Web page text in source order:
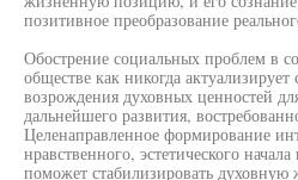
позитивное преобразование
Обострение социальных проблем в
обществе как никогда актуализирует
возрождения духовных ценностей
дальнейшего развития,
Целенаправленное формирование
нравственного, эстетического
поможет стабилизировать духовную